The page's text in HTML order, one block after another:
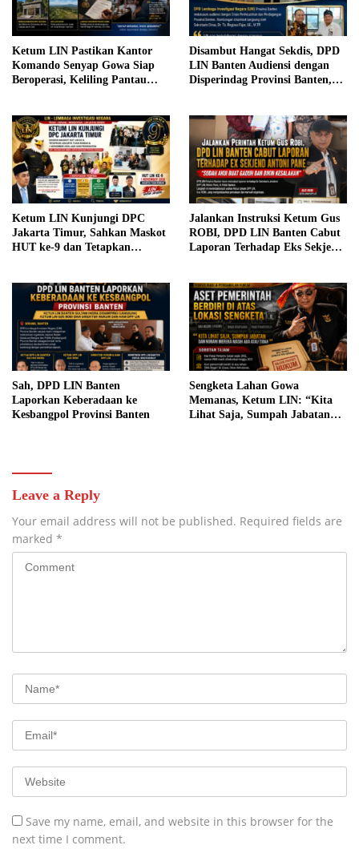
Ketum LIN Pastikan Kantor
Komando Senyap Gowa Siap
Beroperasi, Keliling Pantau
Disambut Hangat Sekdis, DPD
LIN Banten Audiensi dengan
Disperindag Provinsi Banten,
Ketum LIN Kunjungi DPC
Jakarta Timur, Sahkan Maskot
HUT ke-9 dan Tetapkan
Jalankan Instruksi Ketum Gus
ROBI, DPD LIN Banten Cabut
Laporan Terhadap Eks Sekjen
Organisasi
Sah, DPD LIN Banten
Laporkan Keberadaan ke
Kesbangpol Provinsi Banten
Sengketa Lahan Gowa
Memanas, Ketum LIN: “Kita
Lihat Saja, Sumpah Jabatan
Leave a Reply
Your email address will not be published. Required fields are
marked *
Save my name, email, and website in this browser for the
next time I comment.